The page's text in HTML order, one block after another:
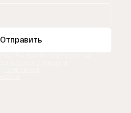
Отправить